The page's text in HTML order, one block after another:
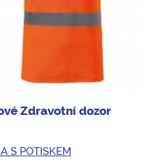
Zdravotní dozor
S POTISKEM